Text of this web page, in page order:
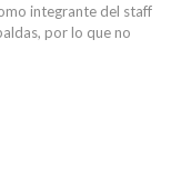
integrante del staff
por lo que no